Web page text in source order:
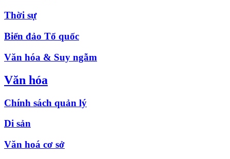
Thời sự
Biển đảo Tổ quốc
Văn hóa & Suy ngẫm
Văn hóa
Chính sách quản lý
Di sản
Văn hoá cơ sở